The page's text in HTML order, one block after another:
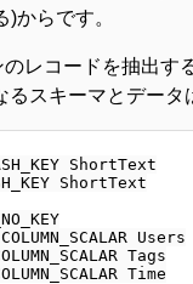
からです。
レコードを抽出す
スキーマとデータ
ShortText
ShortText
Users
Tags
Time